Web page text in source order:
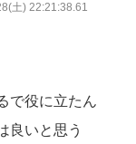
土) 22:21:38.61
で役に立たん
良いと思う